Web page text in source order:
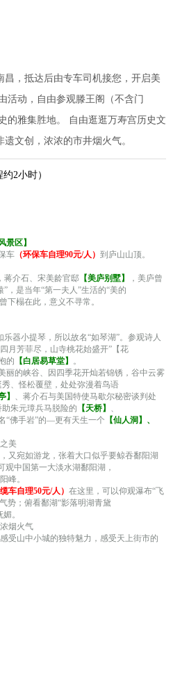
，抵达后由专车司机接您，开启美
活动，自由参观滕王阁（不含门
的雅集胜地。 自由逛逛万寿宫历史文
文创，浓浓的市井烟火气。
2小时）
景区】
车 （环保车自理90元/人） 到庐山山顶。
石、宋美龄官邸 【美庐别墅】
，美庐曾
，是当年“第一夫人”生活的“美的
在此，意义不寻常。
乐器小提琴，所以故名“如琴湖”。参观诗人
月芳菲尽，山寺桃花始盛开”【花
的 【白居易草堂】 。
的峡谷、因四季花开灿若锦锈，谷中云雾
、怪松覆壁，处处弥漫着鸟语
】 、蒋介石与美国特使马歇尔秘密谈判处
助朱元璋兵马脱险的 【天桥】 、
“佛手岩”的—更有天生一个 【仙人洞】、
美
又宛如游龙，张着大口似乎要鲸吞鄱阳湖
观中国第一大淡水湖鄱阳湖，
。
缆车自理50元/人） 在这里，可以仰观瀑布“飞
势；俯看鄱湖“影落明湖青黛
。
烟火气
中小城的独特魅力，感受天上街市的